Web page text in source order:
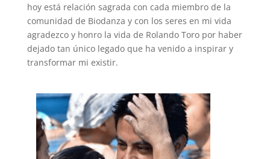
hoy está relación sagrada con cada miembro de la
comunidad de Biodanza y con los seres en mi vida
agradezco y honro la vida de Rolando Toro por haber
dejado tan único legado que ha venido a inspirar y
transformar mi existir.